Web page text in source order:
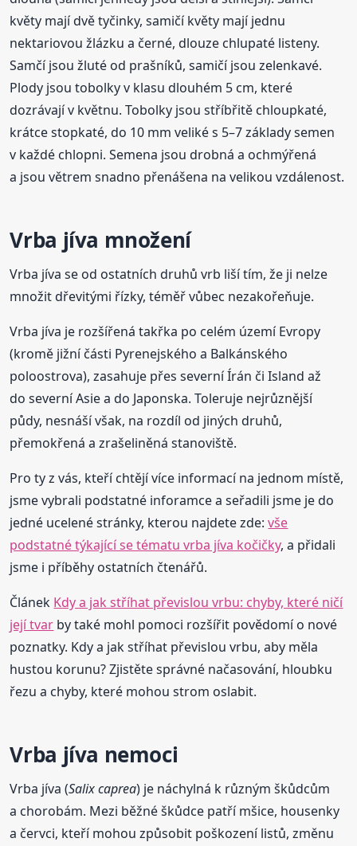
květy mají dvě tyčinky, samičí květy mají jednu
nektariovou žlázku a černé, dlouze chlupaté listeny.
Samčí jsou žluté od prašníků, samičí jsou zelenkavé.
Plody jsou tobolky v klasu dlouhém 5 cm, které
dozrávají v květnu. Tobolky jsou stříbřitě chloupkaté,
krátce stopkaté, do 10 mm veliké s 5–7 základy semen
v každé chlopni. Semena jsou drobná a ochmýřená
a jsou větrem snadno přenášena na velikou vzdálenost.
Vrba jíva množení
Vrba jíva se od ostatních druhů vrb liší tím, že ji nelze
množit dřevitými řízky, téměř vůbec nezakořeňuje.
Vrba jíva je rozšířená takřka po celém území Evropy
(kromě jižní části Pyrenejského a Balkánského
poloostrova), zasahuje přes severní Írán či Island až
do severní Asie a do Japonska. Toleruje nejrůznější
půdy, nesnáší však, na rozdíl od jiných druhů,
přemokřená a zrašeliněná stanoviště.
Pro ty z vás, kteří chtějí více informací na jednom místě,
jsme vybrali podstatné inforamce a seřadili jsme je do
jedné ucelené stránky, kterou najdete zde:vše
podstatné týkající se tématu vrba jíva kočičky, a přidali
jsme i příběhy ostatních čtenářů.
Článek Kdy a jak stříhat převislou vrbu: chyby, které ničí
její tvar by také mohl pomoci rozšířit povědomí o nové
poznatky. Kdy a jak stříhat převislou vrbu, aby měla
hustou korunu? Zjistěte správné načasování, hloubku
řezu a chyby, které mohou strom oslabit.
Vrba jíva nemoci
Vrba jíva (Salix caprea) je náchylná k různým škůdcům
a chorobám. Mezi běžné škůdce patří mšice, housenky
a červci, kteří mohou způsobit poškození listů, změnu